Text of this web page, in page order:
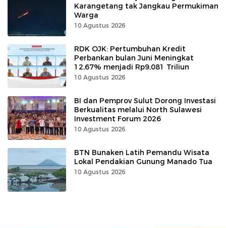
Karangetang tak Jangkau Permukiman
Warga
10 Agustus 2026
RDK OJK: Pertumbuhan Kredit
Perbankan bulan Juni Meningkat
12,67% menjadi Rp9,081 Triliun
10 Agustus 2026
BI dan Pemprov Sulut Dorong Investasi
Berkualitas melalui North Sulawesi
Investment Forum 2026
10 Agustus 2026
BTN Bunaken Latih Pemandu Wisata
Lokal Pendakian Gunung Manado Tua
10 Agustus 2026